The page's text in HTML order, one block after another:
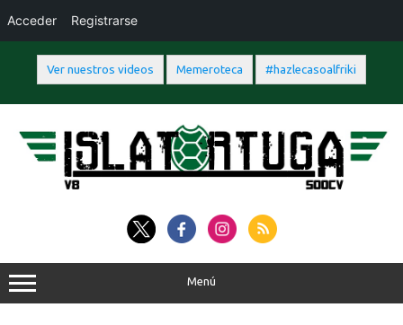
Ver nuestros videos Memeroteca #hazlecasoalfriki
Acceder Registrarse
contenido
Menú